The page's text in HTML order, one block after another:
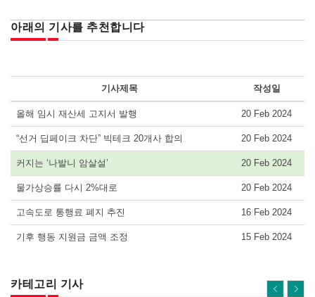
아래의 기사를 추천합니다
기사제목 작성일
올해 임시 재산세 고지서 발행 20 Feb 2024
“선거 딥페이크 차단” 빅테크 20개사 합의 20 Feb 2024
커지는 ‘나발니 암살설’ 20 Feb 2024
물가상승률 다시 2%대로 20 Feb 2024
고속도로 통행료 폐지 추진 16 Feb 2024
기후 행동 지원금 금액 조정 15 Feb 2024
카테고리 기사